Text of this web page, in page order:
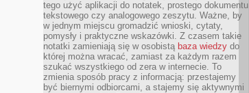
tego użyć aplikacji do notatek, prostego dokumentu
tekstowego czy analogowego zeszytu. Ważne, by
w jednym miejscu gromadzić wnioski, cytaty,
pomysły i praktyczne wskazówki. Z czasem takie
notatki zamieniają się w osobistą baza wiedzy do
której można wracać, zamiast za każdym razem
szukać wszystkiego od zera w internecie. To
zmienia sposób pracy z informacją: przestajemy
być biernymi odbiorcami, a stajemy się aktywnymi